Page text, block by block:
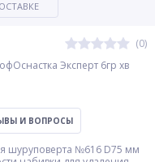
(0)
Эксперт 6гр хв
И ВОПРОСЫ
шуруповерта №616 D75 мм